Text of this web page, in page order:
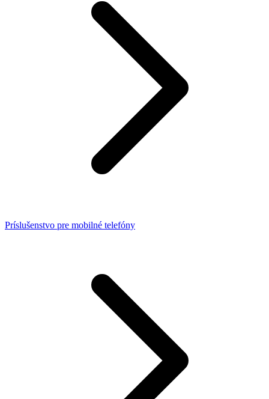
Príslušenstvo pre mobilné telefóny